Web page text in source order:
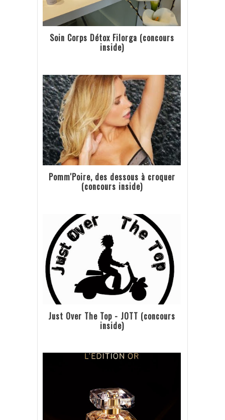
Soin Corps Détox Filorga (concours
inside)
Pomm'Poire, des dessous à croquer
(concours inside)
Just Over The Top - JOTT (concours
inside)